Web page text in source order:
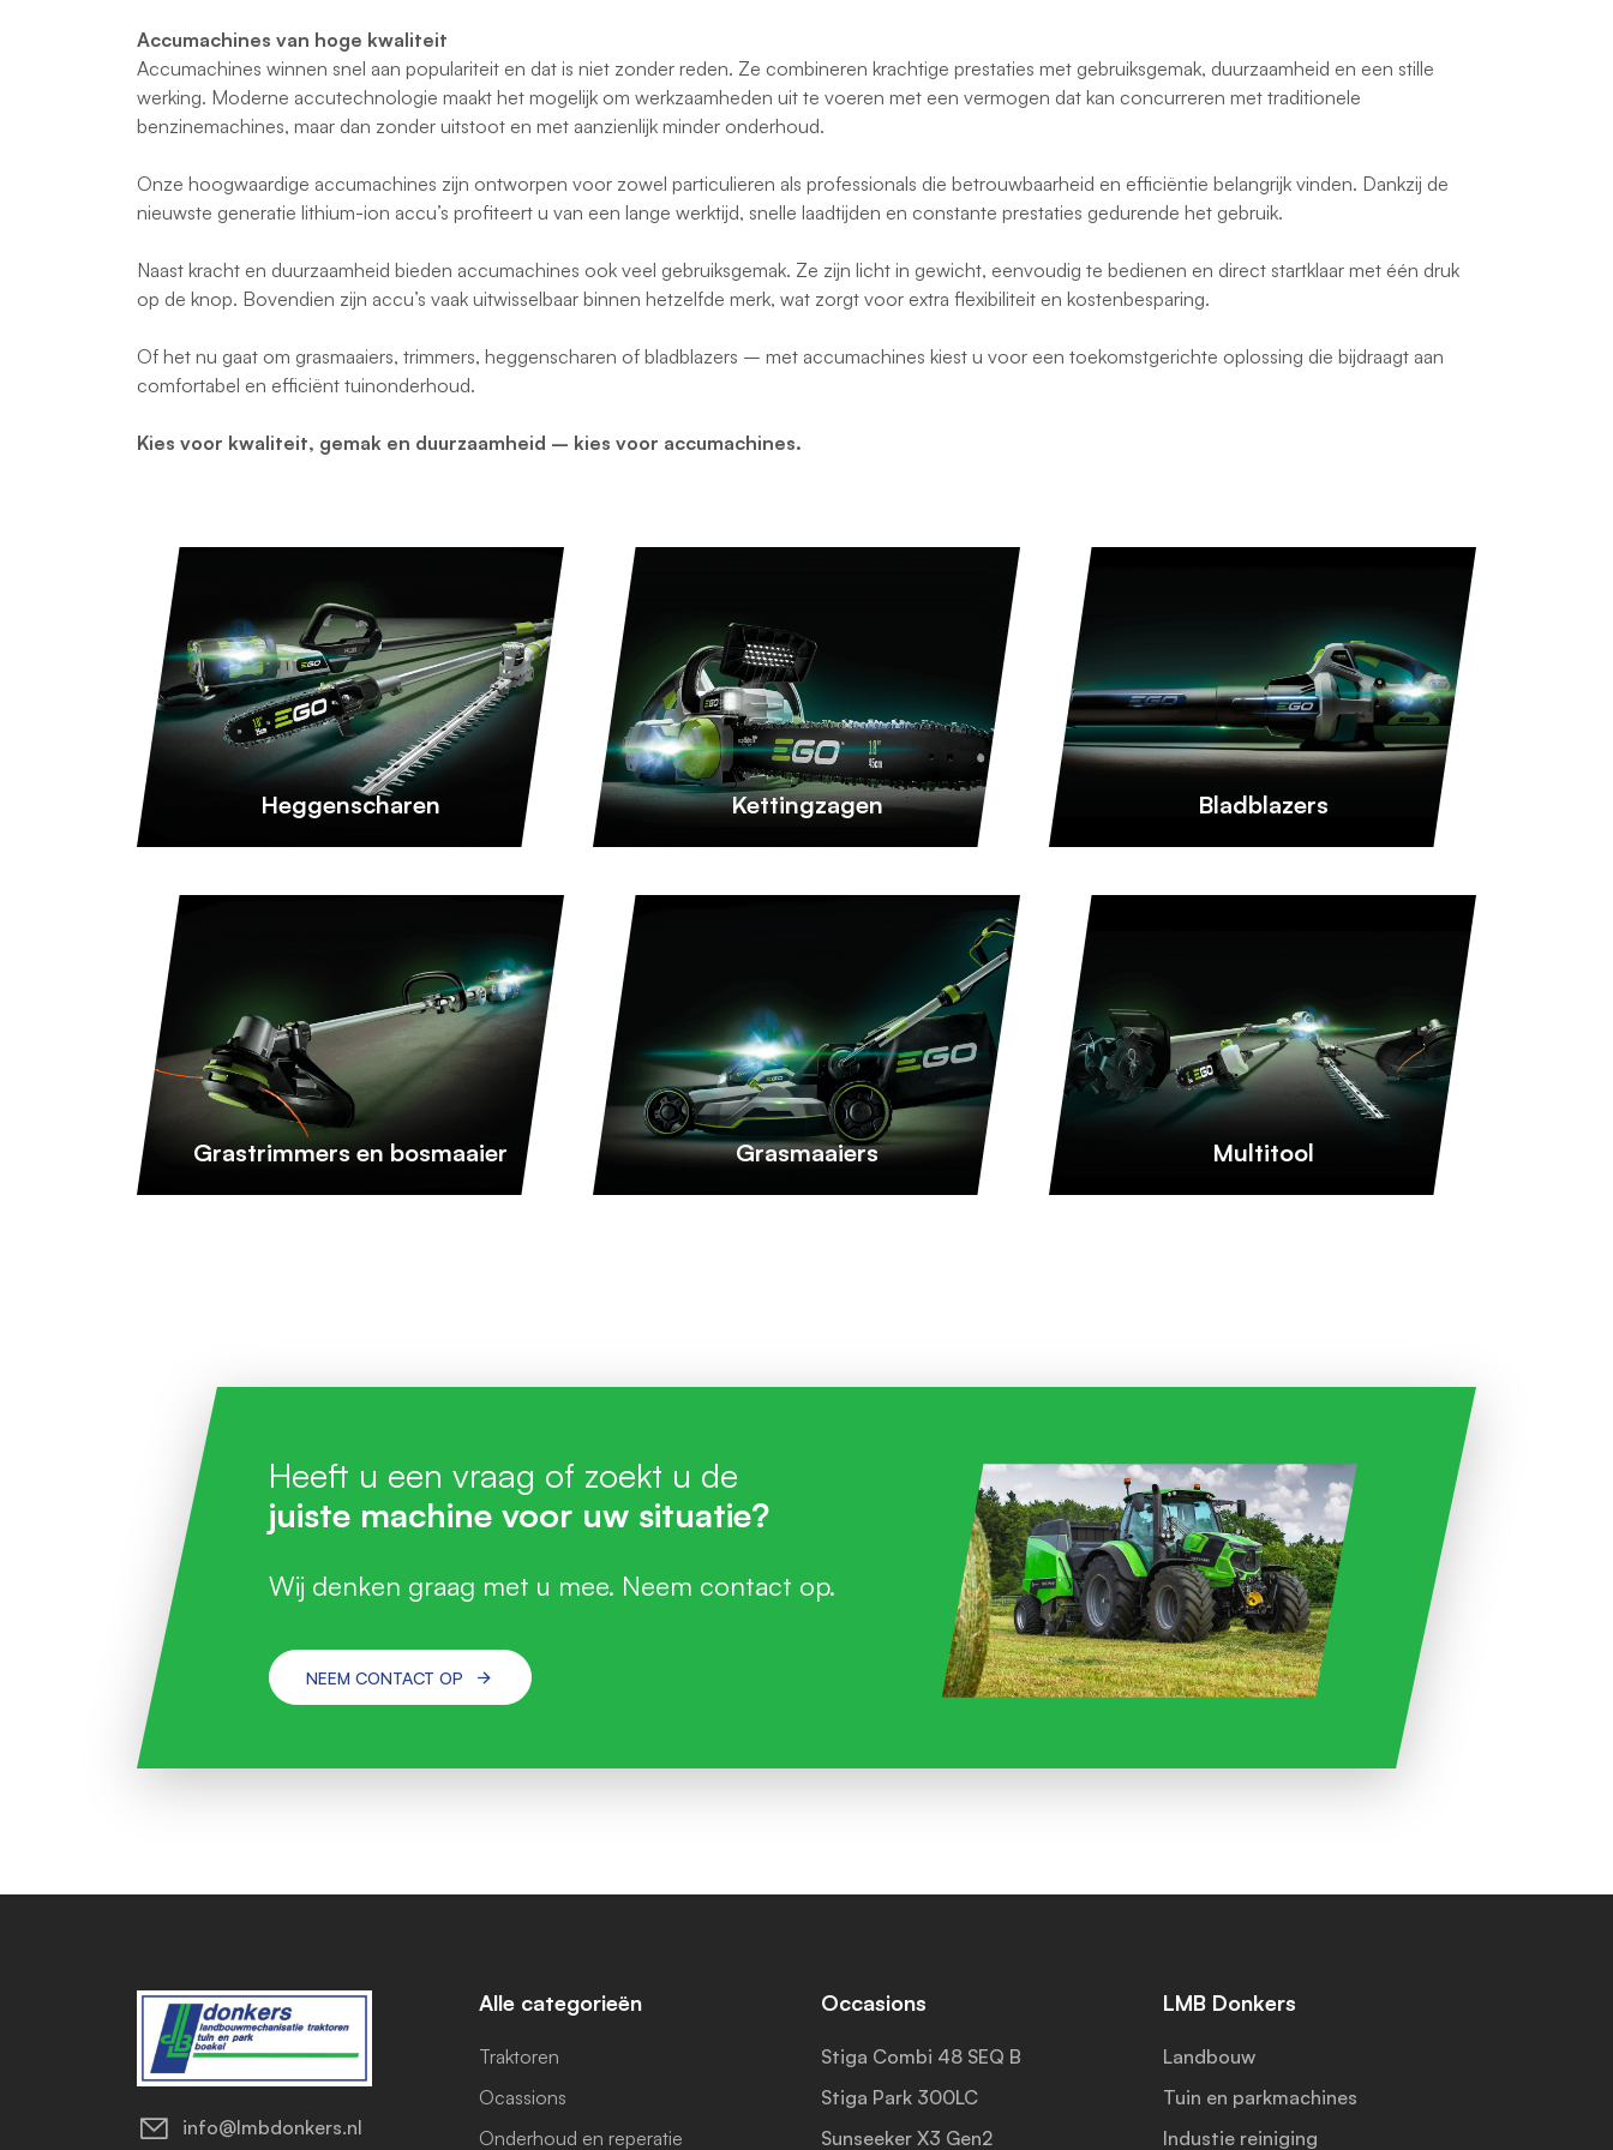
Accumachines van hoge kwaliteit
Accumachines winnen snel aan populariteit en dat is niet zonder reden. Ze combineren krachtige prestaties met gebruiksgemak, duurzaamheid en een stille
werking. Moderne accutechnologie maakt het mogelijk om werkzaamheden uit te voeren met een vermogen dat kan concurreren met traditionele
benzinemachines, maar dan zonder uitstoot en met aanzienlijk minder onderhoud.
Onze hoogwaardige accumachines zijn ontworpen voor zowel particulieren als professionals die betrouwbaarheid en efficiëntie belangrijk vinden. Dankzij de
nieuwste generatie lithium-ion accu’s profiteert u van een lange werktijd, snelle laadtijden en constante prestaties gedurende het gebruik.
Naast kracht en duurzaamheid bieden accumachines ook veel gebruiksgemak. Ze zijn licht in gewicht, eenvoudig te bedienen en direct startklaar met één druk
op de knop. Bovendien zijn accu’s vaak uitwisselbaar binnen hetzelfde merk, wat zorgt voor extra flexibiliteit en kostenbesparing.
Of het nu gaat om grasmaaiers, trimmers, heggenscharen of bladblazers – met accumachines kiest u voor een toekomstgerichte oplossing die bijdraagt aan
comfortabel en efficiënt tuinonderhoud.
Kies voor kwaliteit, gemak en duurzaamheid – kies voor accumachines.
Heggenscharen Kettingzagen Bladblazers
Grastrimmers en bosmaaier Grasmaaiers Multitool
Heeft u een vraag of zoekt u de
juiste machine voor uw situatie?
Wij denken graag met u mee. Neem contact op.
NEEM CONTACT OP
info@lmbdonkers.nl
Alle categorieën
Traktoren
Ocassions
Onderhoud en reperatie
Occasions
Stiga Combi 48 SEQ B
Stiga Park 300LC
Sunseeker X3 Gen2
LMB Donkers
Landbouw
Tuin en parkmachines
Industie reiniging